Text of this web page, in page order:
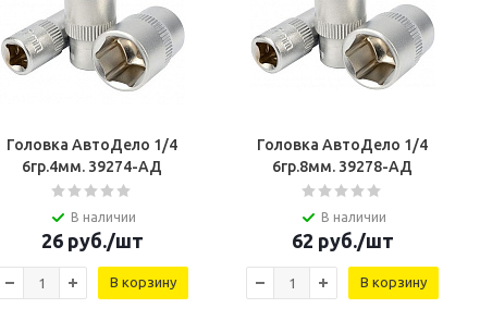
Головка АвтоДело 1/4
6гр.4мм. 39274-AД
В наличии
26руб./шт
В корзину
Головка АвтоДело 1/4
6гр.8мм. 39278-AД
В наличии
62 руб./шт
В корзину